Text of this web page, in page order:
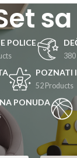
POLICE
POZNATI
52 Products
PONUDA